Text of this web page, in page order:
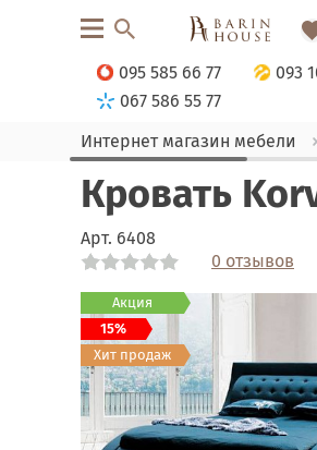
095 585 66 77
093
067 586 55 77
Интернет магазин мебели
Кровать
Арт. 6408
0 отзывов
Акция
15%
Хит продаж
Link
Link
Link
Link
Link
Link
Link
Link
Link
Link
Link
Link
Link
Link
Link